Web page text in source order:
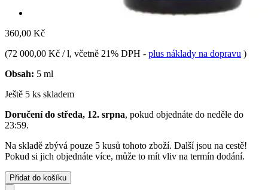
360,00 Kč
(72 000,00 Kč / l, včetně 21% DPH - plus náklady na dopravu )
Obsah: 5 ml
Ještě 5 ks skladem
Doručení do středa, 12. srpna, pokud objednáte do neděle do
23:59.
Na skladě zbývá pouze 5 kusů tohoto zboží. Další jsou na cestě!
Pokud si jich objednáte více, může to mít vliv na termín dodání.
Přidat do košíku